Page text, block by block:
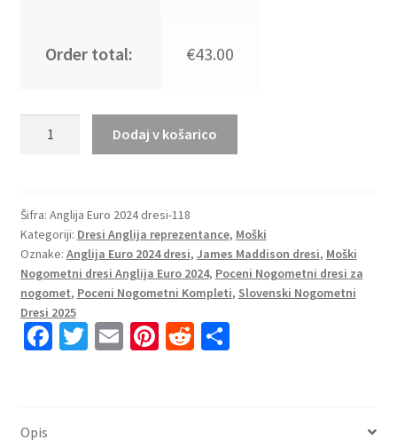
Order total: €43.00
za
nogomet
reprezentance
Anglija
Domači
Euro
2024
količina
Dodaj v košarico
Šifra: Anglija Euro 2024 dresi-118
Kategoriji: Dresi Anglija reprezentance, Moški
Oznake: Anglija Euro 2024 dresi, James Maddison dresi, Moški
Nogometni dresi Anglija Euro 2024, Poceni Nogometni dresi za
nogomet, Poceni Nogometni Kompleti, Slovenski Nogometni
Dresi 2025
Fa T E Pi R S
Opis